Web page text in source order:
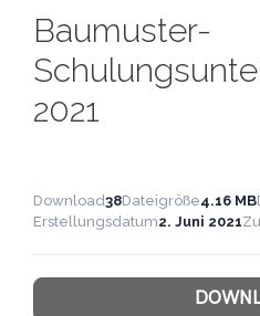
Baumuster-
2021
Download38Dateigröße4.16 MB
Erstellungsdatum2. Juni 2021